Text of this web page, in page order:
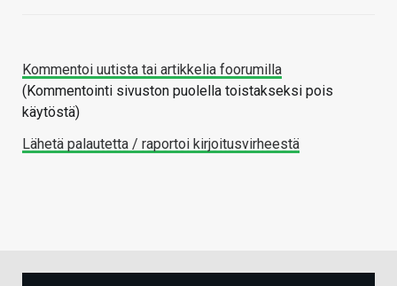
Kommentoi uutista tai artikkelia foorumilla
(Kommentointi sivuston puolella toistakseksi pois
käytöstä)
Lähetä palautetta / raportoi kirjoitusvirheestä